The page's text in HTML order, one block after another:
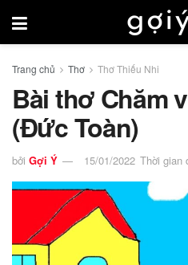
Trang chủ Thơ Thơ Thiếu Nhi
Bài thơ Chăm
(Đức Toàn)
bởi Gợi Ý 15/01/2022 Thời gian